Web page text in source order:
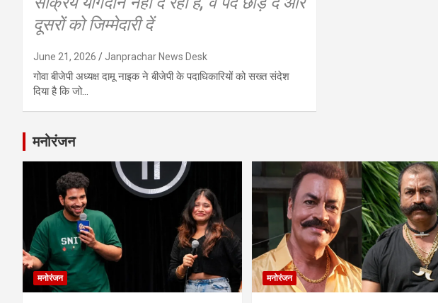
दूसरों को जिम्मेदारी दें
June 21, 2026 Janprachar News Desk
गोवा बीजेपी अध्यक्ष दामू नाइक ने बीजेपी के पदाधिकारियों को सख्त संदेश
दिया है कि जो…
मनोरंजन
मनोरंजन मनोरंजन